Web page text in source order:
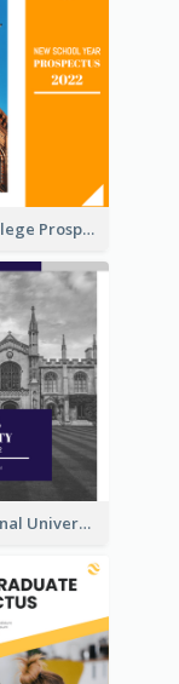
Funky College Prospectus
Professional University Prospectus